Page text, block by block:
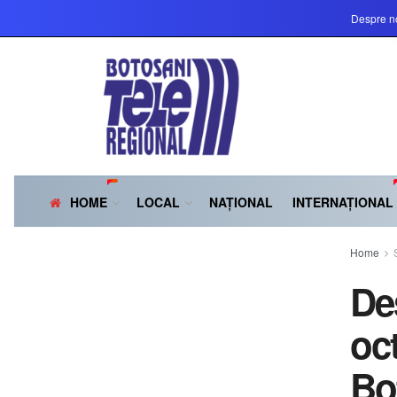
Despre
HOME LOCAL NAȚIONAL INTERNAȚIONAL
Home